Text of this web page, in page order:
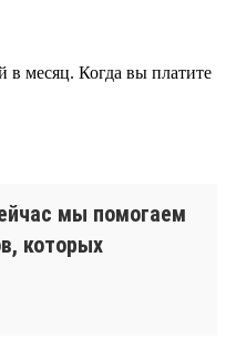
месяц. Когда вы платите
мы помогаем
которых